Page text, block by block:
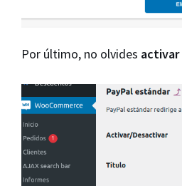
Por último, no olvides activar